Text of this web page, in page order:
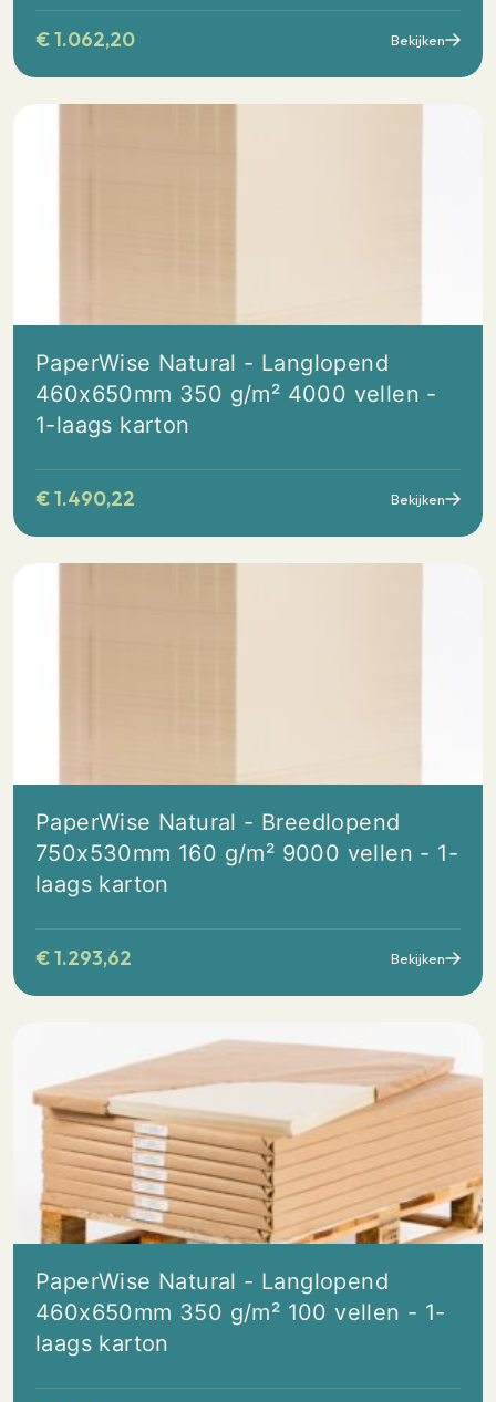
€1.062,20 Bekijken
PaperWise Natural - Langlopend
460x650mm 350 g/m² 4000 vellen -
1-laags karton
€1.490,22 Bekijken
PaperWise Natural - Breedlopend
750x530mm 160 g/m² 9000 vellen - 1-
laags karton
€1.293,62 Bekijken
PaperWise Natural - Langlopend
460x650mm 350 g/m² 100 vellen - 1-
laags karton